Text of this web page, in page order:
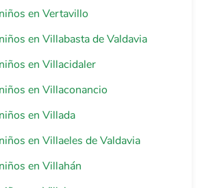
en Vertavillo
en Villabasta de Valdavia
en Villacidaler
en Villaconancio
en Villada
en Villaeles de Valdavia
en Villahán